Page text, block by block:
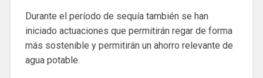
Durante el período de sequía también se han
iniciado actuaciones que permitirán regar de forma
más sostenible y permitirán un ahorro relevante de
agua potable.